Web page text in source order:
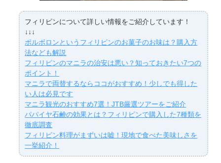
フィリピンについて詳しい情報をご紹介しています！
↓↓↓
ポルボロンというフィリピンのお菓子のお味は？購入方
法なども解説
フィリピンのマニラの治安は悪い？知っておきたい7つの
ポイント！
マニラで両替するならココがおすすめ！少しでも得した
い人は必見です
マニラ観光のおすすめ7選！JTB厳選ツアーをご紹介
パパイヤ石鹸の効果とは？フィリピンで購入した7種類を
徹底調査
フィリピン料理がまずいは嘘！現地で食べた美味しさを
一挙紹介！